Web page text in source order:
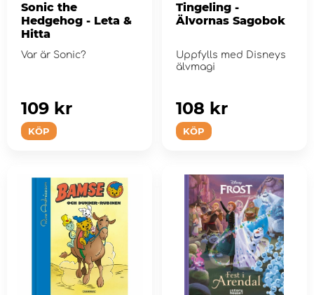
Sonic the
Hedgehog - Leta &
Hitta
Var är Sonic?
KÖP
109 kr
Tingeling -
Älvornas Sagobok
Uppfylls med Disneys
älvmagi
KÖP
108 kr